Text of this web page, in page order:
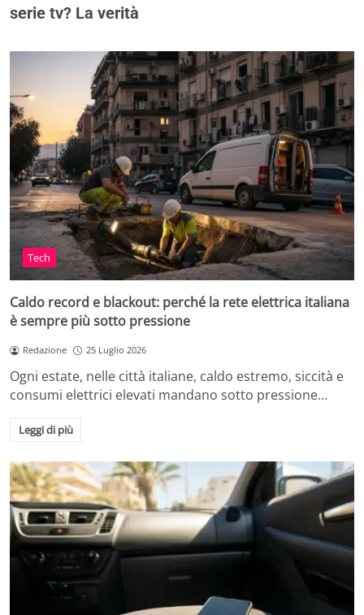
serie tv? La verità
Tech
Caldo record e blackout: perché la rete elettrica italiana
è sempre più sotto pressione
Redazione 25 Luglio 2026
Ogni estate, nelle città italiane, caldo estremo, siccità e
consumi elettrici elevati mandano sotto pressione…
Leggi di più